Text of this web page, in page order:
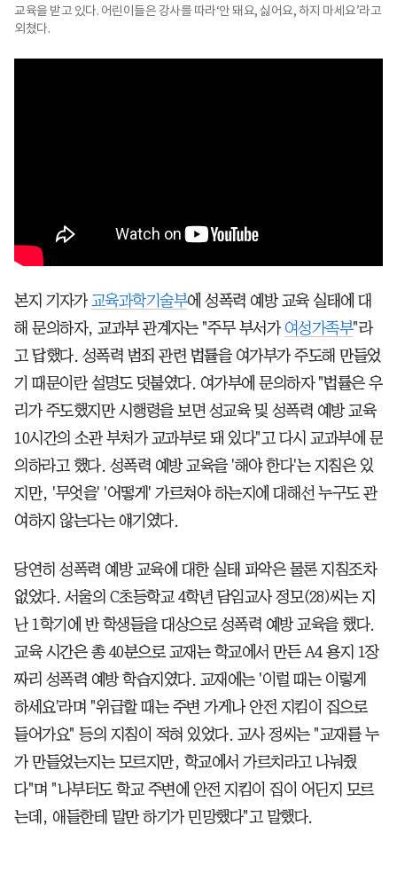
교육을 받고 있다. 어린이들은 강사를 따라‘안 돼요, 싫어요, 하지 마세요’라고
외쳤다.
본지 기자가 교육과학기술부에 성폭력 예방 교육 실태에 대
해 문의하자, 교과부 관계자는 "주무 부서가 여성가족부"라
고 답했다. 성폭력 범죄 관련 법률을 여가부가 주도해 만들었
기 때문이란 설명도 덧붙였다. 여가부에 문의하자 "법률은 우
리가 주도했지만 시행령을 보면 성교육 및 성폭력 예방 교육
10시간의 소관 부처가 교과부로 돼 있다"고 다시 교과부에 문
의하라고 했다. 성폭력 예방 교육을 '해야 한다'는 지침은 있
지만, '무엇을' '어떻게' 가르쳐야 하는지에 대해선 누구도 관
여하지 않는다는 얘기였다.
당연히 성폭력 예방 교육에 대한 실태 파악은 물론 지침조차
없었다. 서울의 C초등학교 4학년 담임교사 정모(28)씨는 지
난 1학기에 반 학생들을 대상으로 성폭력 예방 교육을 했다.
교육 시간은 총 40분으로 교재는 학교에서 만든 A4 용지 1장
짜리 성폭력 예방 학습지였다. 교재에는 '이럴 때는 이렇게
하세요'라며 "위급할 때는 주변 가게나 안전 지킴이 집으로
들어가요" 등의 지침이 적혀 있었다. 교사 정씨는 "교재를 누
가 만들었는지는 모르지만, 학교에서 가르치라고 나눠줬
다"며 "나부터도 학교 주변에 안전 지킴이 집이 어딘지 모르
는데, 애들한테 말만 하기가 민망했다"고 말했다.